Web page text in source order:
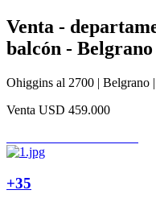
Venta -
balcón - Belgrano
Ohiggins al 2700 | Belgrano
Venta USD 459.000
+35